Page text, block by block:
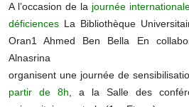
A l’occasion de la journée
déficiences La Bibliothèque
Oran1 Ahmed Ben Bella En
Alnasrina
organisent une journée de
partir de 8h , a la Salle des